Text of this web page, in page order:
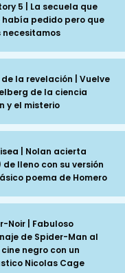
5 | La secuela que
había pedido pero que
necesitamos
de la revelación | Vuelve
de la ciencia
y el misterio
| Nolan acierta
lleno con su versión
poema de Homero
Noir | Fabuloso
de Spider-Man al
negro con un
Nicolas Cage